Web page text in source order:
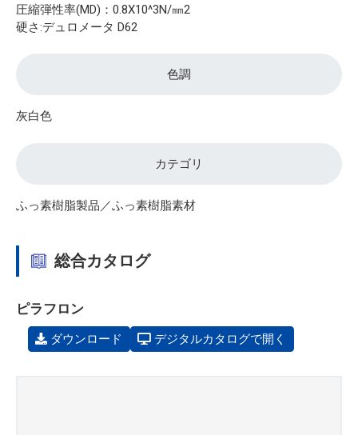
圧縮弾性率(MD)：0.8X10^3N/㎜2
硬さ:デュロメータ D62
色調
灰白色
カテゴリ
ふっ素樹脂製品／ふっ素樹脂素材
総合カタログ
ピラフロン
ダウンロード デジタルカタログで開く